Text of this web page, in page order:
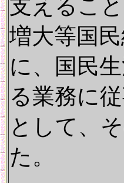
支えるこ
増大等国
に、国民
る業務に
として、
た。